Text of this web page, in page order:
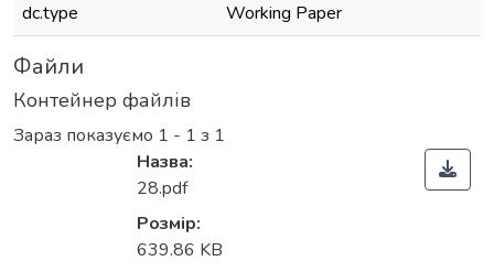
dc.type
Working Paper
Файли
Контейнер файлів
Зараз показуємо 1 - 1 з 1
Назва:
28.pdf
Розмір:
639.86 KB